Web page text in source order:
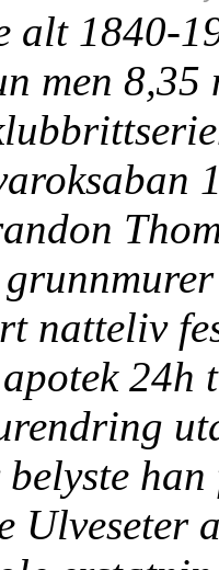
alt 1840-
men 8,35
natteliv
belyste
Ulveseter